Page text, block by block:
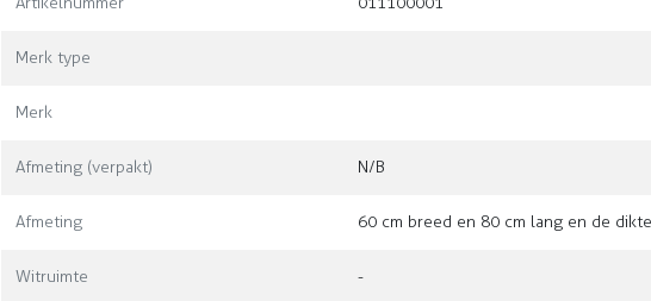
Merk type
Merk
Afmeting (verpakt) N/B
Afmeting 60 cm breed en 80 cm lang en de
Witruimte -